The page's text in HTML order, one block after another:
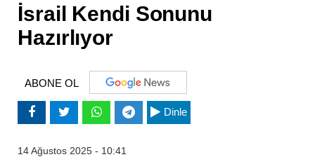
Günün
Haberleri
Galeri
İsrail Kendi Sonunu
Hazırlıyor
ABONE OL
Dinle
14 Ağustos 2025 - 10:41